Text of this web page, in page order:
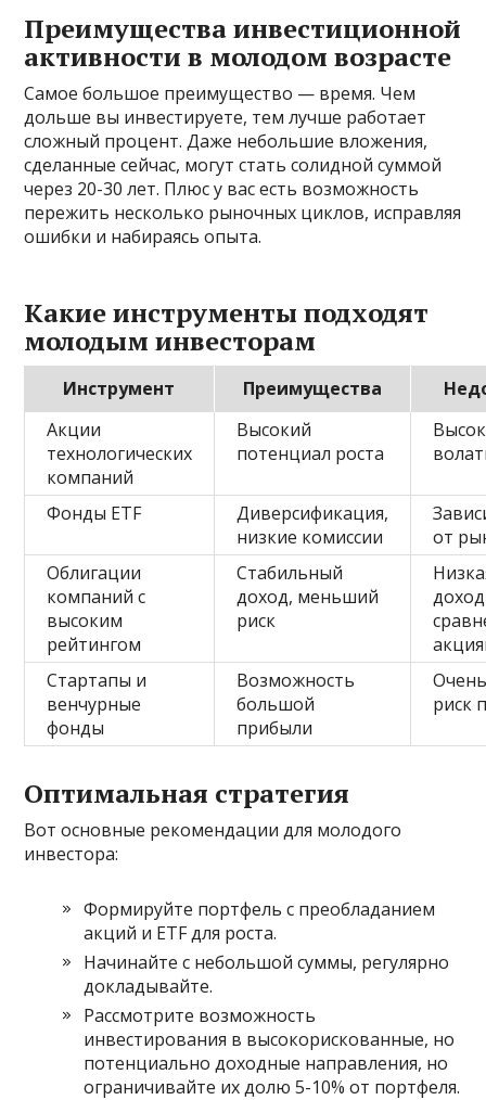
Преимущества инвестиционной
активности в молодом возрасте
Самое большое преимущество — время. Чем
дольше вы инвестируете, тем лучше работает
сложный процент. Даже небольшие вложения,
сделанные сейчас, могут стать солидной суммой
через 20-30 лет. Плюс у вас есть возможность
пережить несколько рыночных циклов, исправляя
ошибки и набираясь опыта.
Какие инструменты подходят
молодым инвесторам
Инструмент Преимущества
Акции
технологических
компаний
Высокий
потенциал роста
Фонды ETF
Диверсификация,
низкие комиссии
от
Облигации
компаний с
высоким
рейтингом
Стабильный
доход, меньший
риск
Стартапы и
венчурные
фонды
Возможность
большой
прибыли
риск
Оптимальная стратегия
Вот основные рекомендации для молодого
инвестора:
Формируйте портфель с преобладанием
акций и ETF для роста.
Начинайте с небольшой суммы, регулярно
докладывайте.
Рассмотрите возможность
инвестирования в высокорискованные, но
потенциально доходные направления, но
ограничивайте их долю 5-10% от портфеля.